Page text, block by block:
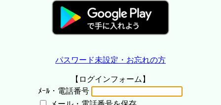
パスワード未設定・お忘れの方
【ログインフォーム】
ﾒｰﾙ・電話番号